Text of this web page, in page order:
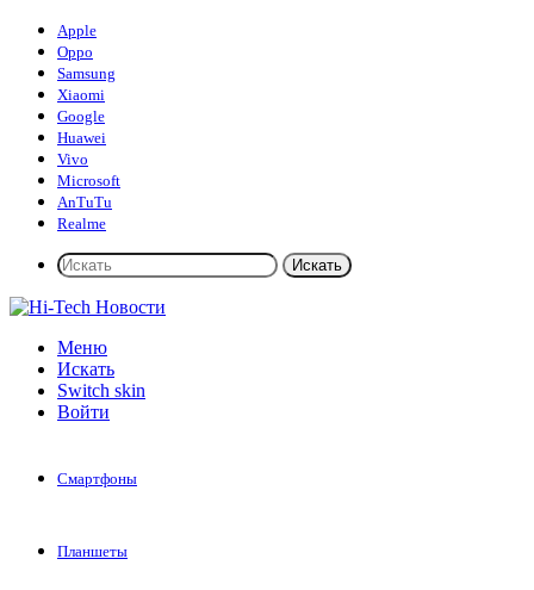
Apple
Oppo
Samsung
Xiaomi
Google
Huawei
Vivo
Microsoft
AnTuTu
Realme
Искать
Меню
Искать
Switch skin
Войти
Смартфоны
Планшеты